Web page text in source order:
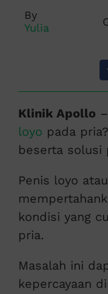
By
Yulia
Klinik Apollo
loyo pada
beserta solusi
Penis loyo
kondisi yang
pria.
Masalah ini
kepercayaan